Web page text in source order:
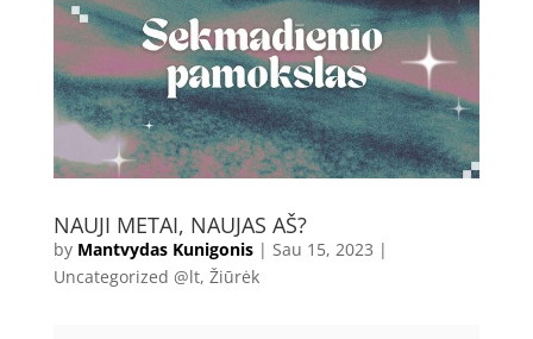
NAUJI METAI, NAUJAS AŠ?
by Mantvydas Kunigonis| Sau 15, 2023 |
Uncategorized @lt, Žiūrėk